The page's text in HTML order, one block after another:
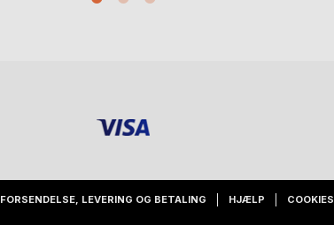
FORSENDELSE, LEVERING OG BETALING HJÆLP COOKIES